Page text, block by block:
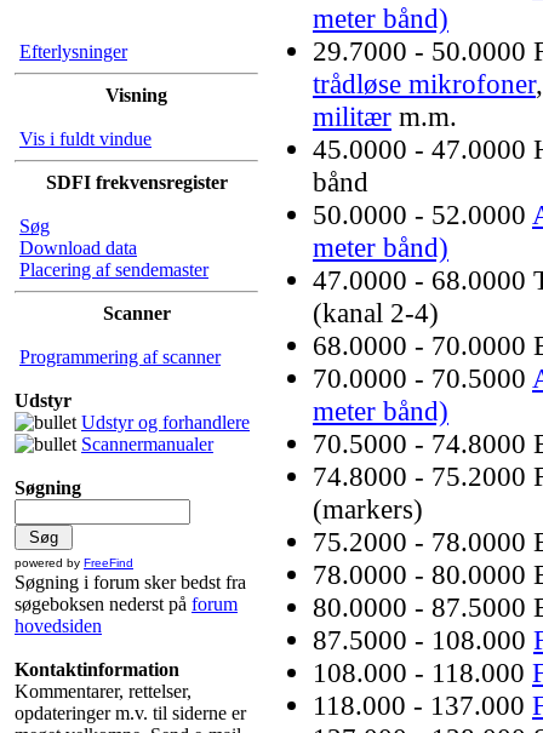
Efterlysninger
Visning
Vis i fuldt vindue
SDFI frekvensregister
Søg
Download data
Placering af sendemaster
Scanner
Programmering af scanner
Udstyr
Udstyr og forhandlere
Scannermanualer
Søgning
powered by FreeFind
Søgning i forum sker bedst fra
søgeboksen nederst på forum
hovedsiden
Kontaktinformation
Kommentarer, rettelser,
opdateringer m.v. til siderne er
meter bånd)
29.7000 - 50.0000
trådløse mikrofoner
militær m.m.
45.0000 - 47.0000
bånd
50.0000 - 52.0000
meter bånd)
47.0000 - 68.0000
(kanal 2-4)
68.0000 - 70.0000
70.0000 - 70.5000
meter bånd)
70.5000 - 74.8000
74.8000 - 75.2000
(markers)
75.2000 - 78.0000
78.0000 - 80.0000
80.0000 - 87.5000
87.5000 - 108.000
108.000 - 118.000
118.000 - 137.000